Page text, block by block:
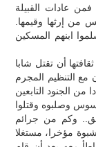
عادات القبيلة
من إرثها وقيمها.
ابنهم المسكين
أن تقتل شابا
مع التنظيم المجرم
الجنود التابعين
وصلبوه وقتلوا
وكم من جرائم
مؤخرا، مستغلا